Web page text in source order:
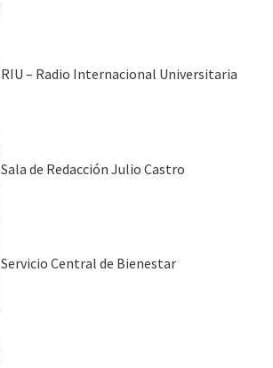
RIU – Radio Internacional Universitaria
Sala de Redacción Julio Castro
Servicio Central de Bienestar